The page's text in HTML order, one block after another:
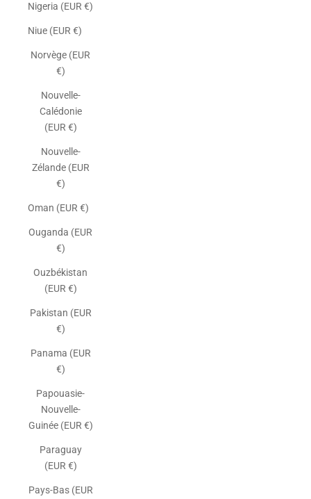
Nigeria (EUR €)
Niue (EUR €)
Norvège (EUR
€)
Nouvelle-
Calédonie
(EUR €)
Nouvelle-
Zélande (EUR
€)
Oman (EUR €)
Ouganda (EUR
€)
Ouzbékistan
(EUR €)
Pakistan (EUR
€)
Panama (EUR
€)
Papouasie-
Nouvelle-
Guinée (EUR €)
Paraguay
(EUR €)
Pays-Bas (EUR